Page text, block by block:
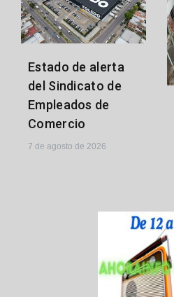
Estado de alerta
del Sindicato de
Empleados de
Comercio
7 de agosto de 2026